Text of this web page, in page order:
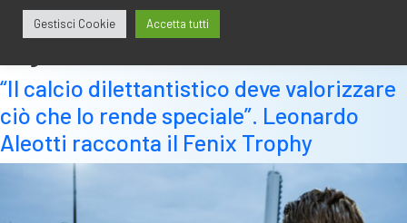
“Il calcio dilettantistico deve valorizzare
ciò che lo rende speciale”. Leonardo
Aleotti racconta il Fenix Trophy
Gestisci Cookie Accetta tutti